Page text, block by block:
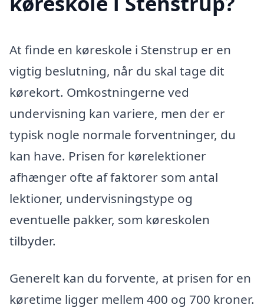
At finde en køreskole i Stenstrup er en
vigtig beslutning, når du skal tage dit
kørekort. Omkostningerne ved
undervisning kan variere, men der er
typisk nogle normale forventninger, du
kan have. Prisen for kørelektioner
afhænger ofte af faktorer som antal
lektioner, undervisningstype og
eventuelle pakker, som køreskolen
tilbyder.
Generelt kan du forvente, at prisen for en
køretime ligger mellem 400 og 700 kroner.